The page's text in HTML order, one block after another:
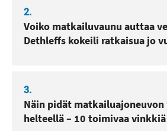
2.
Voiko matkailuvaunu auttaa
Dethleffs kokeili ratkaisua jo
3.
Näin pidät matkailuajoneuvon
helteellä – 10 toimivaa vinkkiä